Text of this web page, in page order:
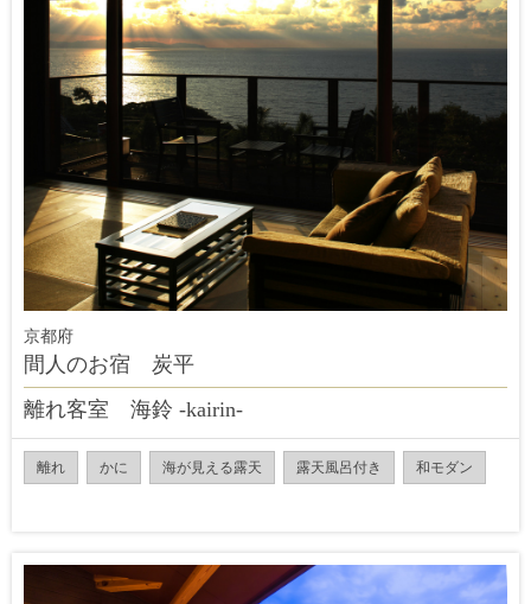
京都府
間人のお宿 炭平
離れ客室 海鈴 -kairin-
離れ かに 海が見える露天 露天風呂付き 和モダン